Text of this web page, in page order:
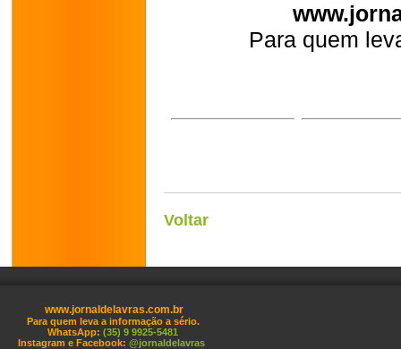
Para quem
Voltar
www.jornaldelavras.com.br
Para quem leva a informação a sério.
WhatsApp: (35) 9 9925-5481
Instagram e Facebook: @jornaldelavras